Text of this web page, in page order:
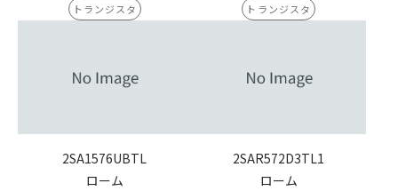
トランジスタ トランジスタ
2SA1576UBTL
ローム
2SAR572D3TL1
ローム